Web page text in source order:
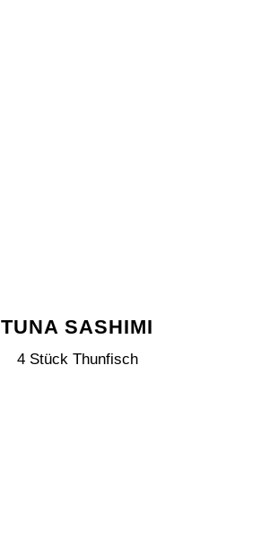
TUNA SASHIMI
4 Stück Thunfisch